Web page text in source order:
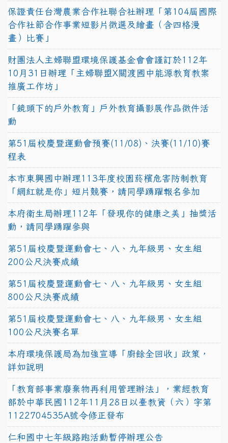
保證責任台灣農業合作社聯合社辦理「第104屆國際
合作社節合作事業短影片徵選及繪畫（含四格漫
畫）比賽」
財團法人主婦聯盟環境保護基金會會謹訂於112年
10月31日辦理「主婦聯盟X關渡國中能源教育教案
推廣工作坊」
「鏡頭下的戶外教育」戶外教育攝影展作品徵件活
動
第51屆校慶暨運動會預賽(11/08)、決賽(11/10)賽
程表
本市東興國中辦理113年度校園菸檳危害防制教育
「網紅就是你」短片競賽，請同學踴躍報名參加
本府衛生局辦理112年「發現你的健康之美」抽獎活
動，請同學踴躍參與
第51屆校慶暨運動會七、八、九年級男、女生組
200公尺決賽成績
第51屆校慶暨運動會七、八、九年級男、女生組
800公尺決賽成績
第51屆校慶暨運動會七、八、九年級男、女生組
100公尺決賽名單
本府環境保護局為加強宣導「廚餘全回收」政策，
詳如說明
「教育部事業廢棄物再利用管理辦法」，業經教育
部於中華民國112年11月28日以臺教資（六）字第
1122704535A號令修正發布
仁和國中七年級路跑活動暫停辦理公告